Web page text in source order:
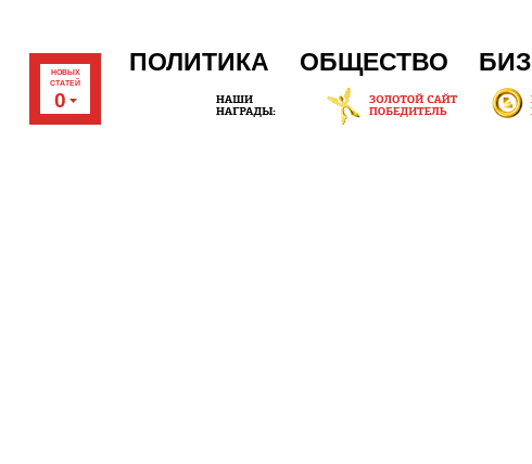
НОВЫХ
СТАТЕЙ
0
ПОЛИТИКА ОБЩЕСТВО